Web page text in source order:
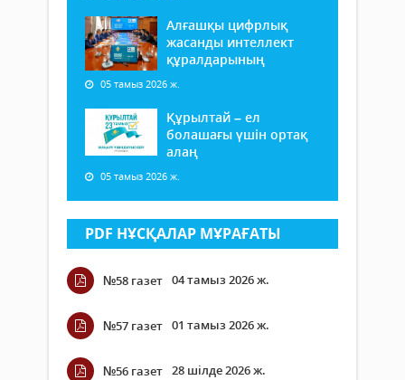
Алғашқы цифрлық
жасанды интеллект
құралдарының
05 тамыз 2026 ж.
Құрылтай – ел
болашағы үшін ортақ
алаң
05 тамыз 2026 ж.
PDF НҰСҚАЛАР МҰРАҒАТЫ
№58 газет 04 тамыз 2026 ж.
№57 газет 01 тамыз 2026 ж.
№56 газет 28 шілде 2026 ж.